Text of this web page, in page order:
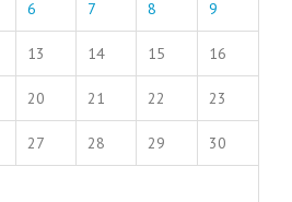
6 7 8 9
13 14 15 16
20 21 22 23
27 28 29 30